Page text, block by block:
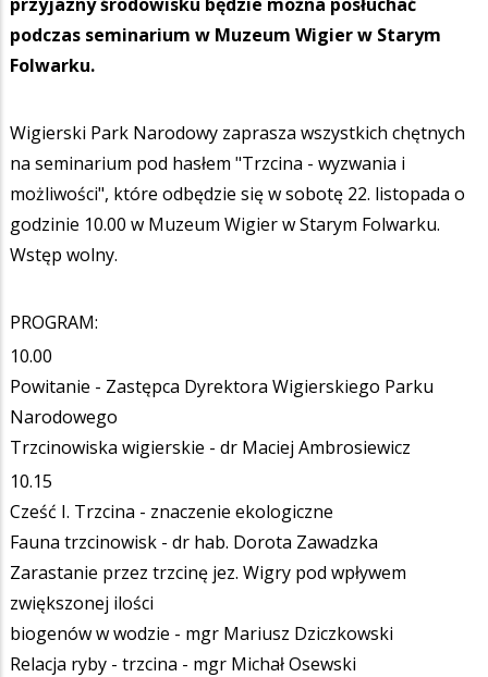
podczas seminarium w Muzeum Wigier w Starym
Folwarku.
Wigierski Park Narodowy zaprasza wszystkich chętnych
na seminarium pod hasłem "Trzcina - wyzwania i
możliwości", które odbędzie się w sobotę 22. listopada o
godzinie 10.00 w Muzeum Wigier w Starym Folwarku.
Wstęp wolny.
PROGRAM:
10.00
Powitanie - Zastępca Dyrektora Wigierskiego Parku
Narodowego
Trzcinowiska wigierskie - dr Maciej Ambrosiewicz
10.15
Cześć I. Trzcina - znaczenie ekologiczne
Fauna trzcinowisk - dr hab. Dorota Zawadzka
Zarastanie przez trzcinę jez. Wigry pod wpływem
zwiększonej ilości
biogenów w wodzie - mgr Mariusz Dziczkowski
Relacja ryby - trzcina - mgr Michał Osewski